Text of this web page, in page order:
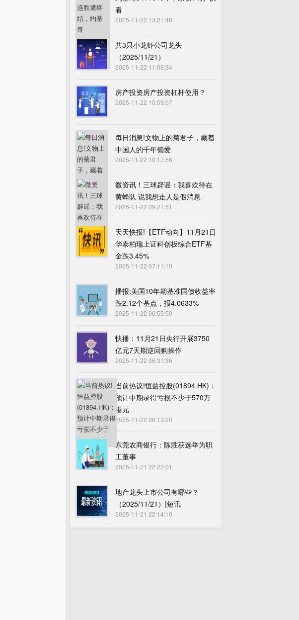
看
2025-11-22 13:21:48
共3只小龙虾公司龙头
（2025/11/21）
2025-11-22 11:06:34
房产投资房产投资杠杆使用？
2025-11-22 10:59:07
每日消息!文物上的菊君子，藏着
中国人的千年偏爱
2025-11-22 10:17:56
微资讯！三球辟谣：我喜欢待在
黄蜂队 说我想走人是假消息
2025-11-22 09:21:51
天天快报!【ETF动向】11月21日
华泰柏瑞上证科创板综合ETF基
金跌3.45%
2025-11-22 07:11:10
播报:美国10年期基准国债收益率
跌2.12个基点，报4.0633%
2025-11-22 06:55:59
快播：11月21日央行开展3750
亿元7天期逆回购操作
2025-11-22 06:31:36
当前热议!恒益控股(01894.HK)：
预计中期录得亏损不少于570万
港元
2025-11-22 06:13:20
东莞农商银行：陈胜获选举为职
工董事
2025-11-21 22:22:01
地产龙头上市公司有哪些？
（2025/11/21）|短讯
2025-11-21 22:14:10